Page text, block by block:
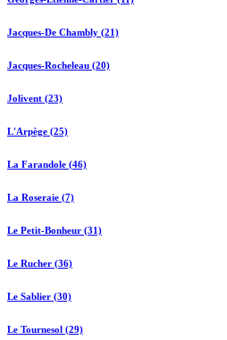
Jacques-De Chambly (21)
Jacques-Rocheleau (20)
Jolivent (23)
L'Arpège (25)
La Farandole (46)
La Roseraie (7)
Le Petit-Bonheur (31)
Le Rucher (36)
Le Sablier (30)
Le Tournesol (29)